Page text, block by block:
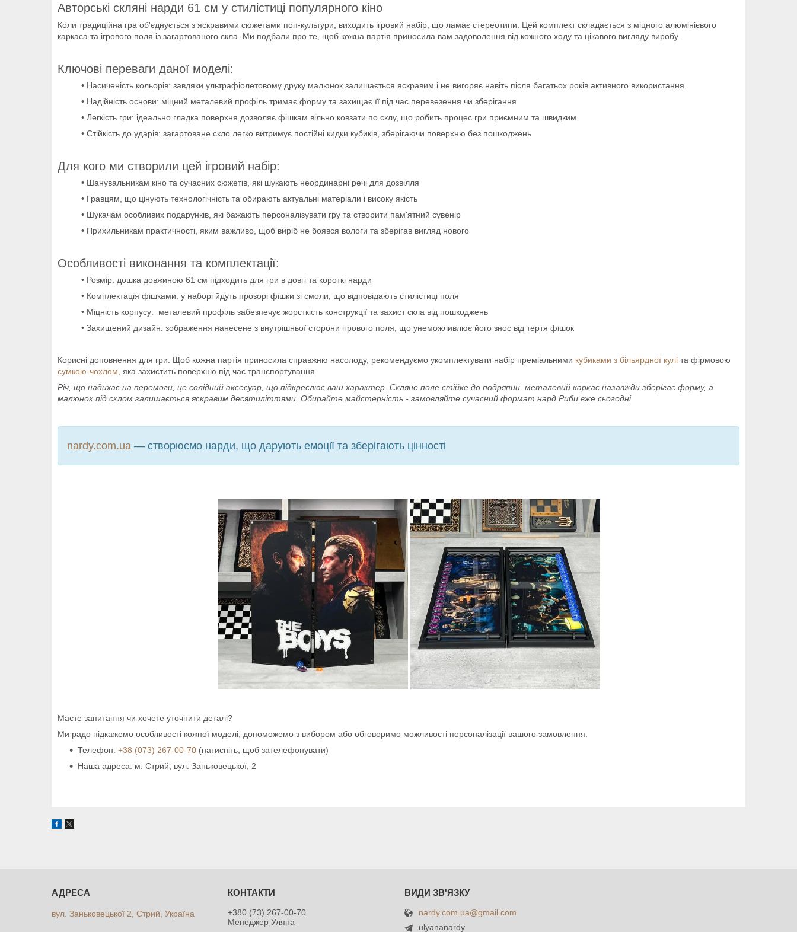
Авторські скляні нарди 61 см у стилістиці популярного кіно
Коли традиційна гра об'єднується з яскравими сюжетами поп-культури, виходить ігровий набір, що ламає стереотипи. Цей комплект складається з міцного алюмінієвого
каркаса та ігрового поля із загартованого скла. Ми подбали про те, щоб кожна партія приносила вам задоволення від кожного ходу та цікавого вигляду виробу.
Ключові переваги даної моделі:
• Насиченість кольорів: завдяки ультрафіолетовому друку малюнок залишається яскравим і не вигоряє навіть після багатьох років активного використання
• Надійність основи: міцний металевий профіль тримає форму та захищає її під час перевезення чи зберігання
• Легкість гри: ідеально гладка поверхня дозволяє фішкам вільно ковзати по склу, що робить процес гри приємним та швидким.
• Стійкість до ударів: загартоване скло легко витримує постійні кидки кубиків, зберігаючи поверхню без пошкоджень
Для кого ми створили цей ігровий набір:
• Шанувальникам кіно та сучасних сюжетів, які шукають неординарні речі для дозвілля
• Гравцям, що цінують технологічність та обирають актуальні матеріали і високу якість
• Шукачам особливих подарунків, які бажають персоналізувати гру та створити пам'ятний сувенір
• Прихильникам практичності, яким важливо, щоб виріб не боявся вологи та зберігав вигляд нового
Особливості виконання та комплектації:
• Розмір: дошка довжиною 61 см підходить для гри в довгі та короткі нарди
• Комплектація фішками: у наборі йдуть прозорі фішки зі смоли, що відповідають стилістиці поля
• Міцність корпусу: металевий профіль забезпечує жорсткість конструкції та захист скла від пошкоджень
• Захищений дизайн: зображення нанесене з внутрішньої сторони ігрового поля, що унеможливлює його знос від тертя фішок
Корисні доповнення для гри: Щоб кожна партія приносила справжню насолоду, рекомендуємо укомплектувати набір преміальними кубиками з більярдної кулі та фірмовою
сумкою-чохлом, яка захистить поверхню під час транспортування.
Річ, що надихає на перемоги, це солідний аксесуар, що підкреслює ваш характер. Скляне поле стійке до подряпин, металевий каркас назавжди зберігає форму, а
малюнок під склом залишається яскравим десятиліттями. Обирайте майстерність - замовляйте сучасний формат нард Риби вже сьогодні
nardy.com.ua — створюємо нарди, що дарують емоції та зберігають цінності
Маєте запитання чи хочете уточнити деталі?
Ми радо підкажемо особливості кожної моделі, допоможемо з вибором або обговоримо можливості персоналізації вашого замовлення.
Телефон: +38 (073) 267-00-70 (натисніть, щоб зателефонувати)
Наша адреса: м. Стрий, вул. Заньковецької, 2
вул. Заньковецької 2, Стрий, Україна
+380 (73) 267-00-70
Менеджер Уляна
nardy.com.ua@gmail.com
ulyananardy